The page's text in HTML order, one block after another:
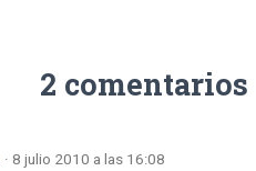
2 comentarios
· 8 julio 2010 a las 16:08